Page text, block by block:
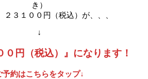
き）
３１００円（税込）が、、、
↓
０円（税込）』になります！
予約はこちらをタップ↓